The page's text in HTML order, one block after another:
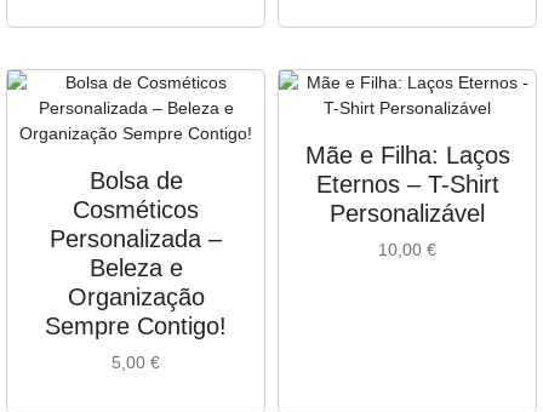
Bolsa de
Cosméticos
Personalizada –
Beleza e
Organização
Sempre Contigo!
5,00 €
Mãe e Filha: Laços
Eternos – T-Shirt
Personalizável
10,00 €